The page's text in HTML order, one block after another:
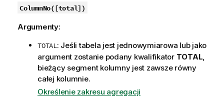
ColumnNo([total] )
Argumenty:
TOTAL: Jeśli tabela jest jednowymiarowa lub jako
argument zostanie podany kwalifikator TOTAL
bieżący segment kolumny jest zawsze równy
całej kolumnie.
Określenie zakresu agregacji